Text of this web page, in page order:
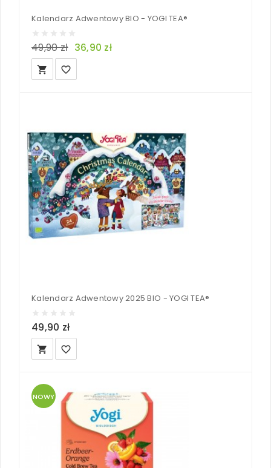
Kalendarz Adwentowy BIO - YOGI TEA®
49,90 zł 36,90 zł
local_grocery_store favorite_border
Kalendarz Adwentowy 2025 BIO - YOGI TEA®
49,90 zł
local_grocery_store favorite_border
NOWY